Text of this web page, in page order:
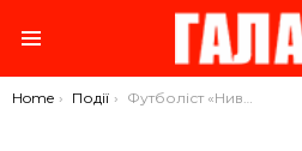
You are here:
Home Події Футболіст «Ниви» Ілля Ольховий підписав контракт з київським «Динамо»